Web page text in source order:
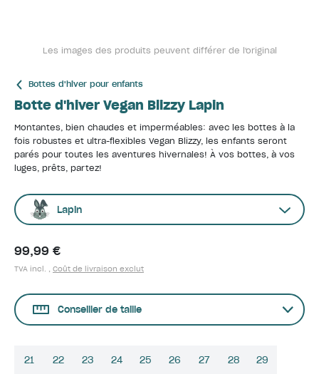
Les images des produits peuvent différer de l'original
Bottes d'hiver pour enfants
Botte d'hiver Vegan Blizzy Lapin
Montantes, bien chaudes et imperméables: avec les bottes à la
fois robustes et ultra-flexibles Vegan Blizzy, les enfants seront
parés pour toutes les aventures hivernales! À vos bottes, à vos
luges, prêts, partez!
Lapin
99,99 €
TVA incl. , Coût de livraison exclut
Conseiller de taille
21 22 23 24 25 26 27 28 29